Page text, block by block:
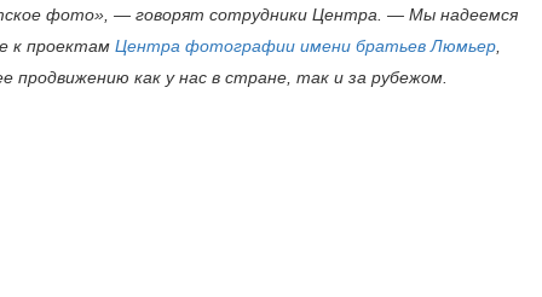
фото», — говорят сотрудники Центра. — Мы надеемся
к проектам Центра фотографии имени братьев Люмьер
как у нас в стране, так и за рубежом.